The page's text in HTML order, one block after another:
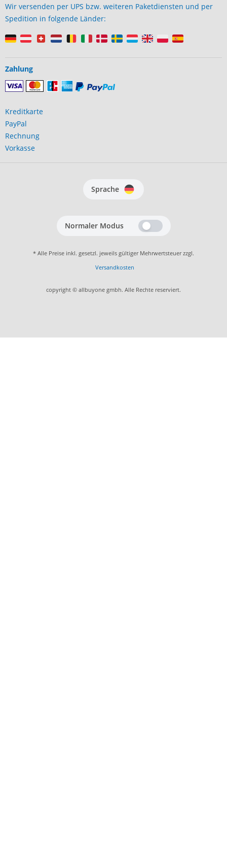
Wir versenden per UPS bzw. weiteren Paketdiensten und per
Spedition in folgende Länder:
Zahlung
Kreditkarte
PayPal
Rechnung
Vorkasse
Sprache
Normaler Modus
* Alle Preise inkl. gesetzl. jeweils gültiger Mehrwertsteuer zzgl.
Versandkosten
copyright © allbuyone gmbh. Alle Rechte reserviert.